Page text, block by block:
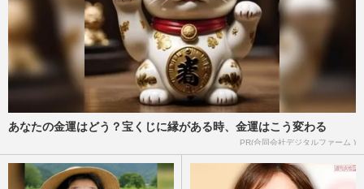
あなたの金運はどう？宝くじに縁がある時、金運はこう変わる
PR(合同会社デジタルファーム )